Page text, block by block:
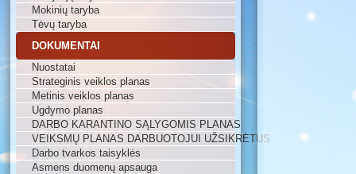
Mokinių taryba
Tėvų taryba
DOKUMENTAI
Nuostatai
Strateginis veiklos planas
Metinis veiklos planas
Ugdymo planas
DARBO KARANTINO SĄLYGOMIS PLANAS
VEIKSMŲ PLANAS DARBUOTOJUI UŽSIKRĖTUS
Darbo tvarkos taisyklės
Asmens duomenų apsauga